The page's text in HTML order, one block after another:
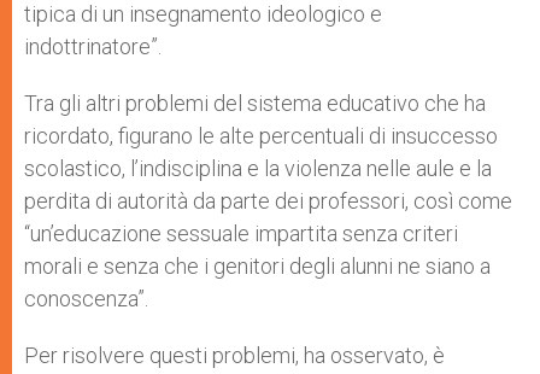
tipica di un insegnamento ideologico e
indottrinatore”.
Tra gli altri problemi del sistema educativo che ha
ricordato, figurano le alte percentuali di insuccesso
scolastico, l’indisciplina e la violenza nelle aule e la
perdita di autorità da parte dei professori, così come
“un’educazione sessuale impartita senza criteri
morali e senza che i genitori degli alunni ne siano a
conoscenza”.
Per risolvere questi problemi, ha osservato, è